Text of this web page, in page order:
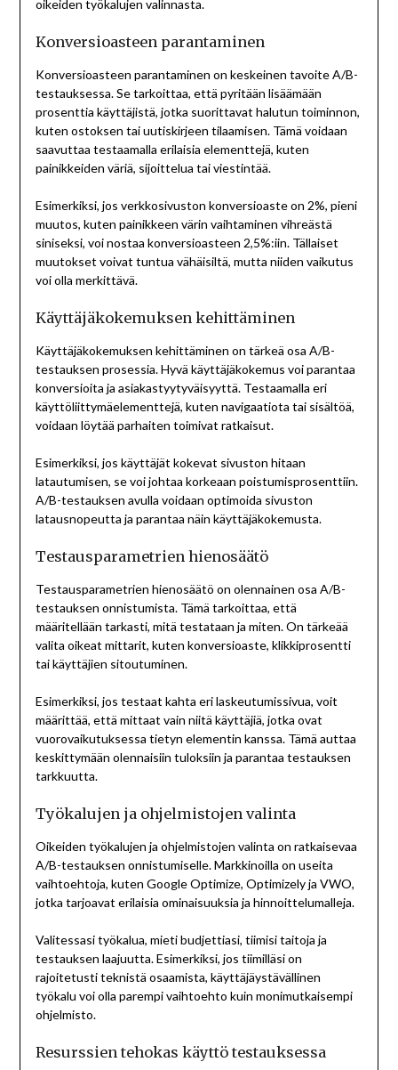
oikeiden työkalujen valinnasta.
Konversioasteen parantaminen
Konversioasteen parantaminen on keskeinen tavoite A/B-
testauksessa. Se tarkoittaa, että pyritään lisäämään
prosenttia käyttäjistä, jotka suorittavat halutun toiminnon,
kuten ostoksen tai uutiskirjeen tilaamisen. Tämä voidaan
saavuttaa testaamalla erilaisia elementtejä, kuten
painikkeiden väriä, sijoittelua tai viestintää.
Esimerkiksi, jos verkkosivuston konversioaste on 2%, pieni
muutos, kuten painikkeen värin vaihtaminen vihreästä
siniseksi, voi nostaa konversioasteen 2,5%:iin. Tällaiset
muutokset voivat tuntua vähäisiltä, mutta niiden vaikutus
voi olla merkittävä.
Käyttäjäkokemuksen kehittäminen
Käyttäjäkokemuksen kehittäminen on tärkeä osa A/B-
testauksen prosessia. Hyvä käyttäjäkokemus voi parantaa
konversioita ja asiakastyytyväisyyttä. Testaamalla eri
käyttöliittymäelementtejä, kuten navigaatiota tai sisältöä,
voidaan löytää parhaiten toimivat ratkaisut.
Esimerkiksi, jos käyttäjät kokevat sivuston hitaan
latautumisen, se voi johtaa korkeaan poistumisprosenttiin.
A/B-testauksen avulla voidaan optimoida sivuston
latausnopeutta ja parantaa näin käyttäjäkokemusta.
Testausparametrien hienosäätö
Testausparametrien hienosäätö on olennainen osa A/B-
testauksen onnistumista. Tämä tarkoittaa, että
määritellään tarkasti, mitä testataan ja miten. On tärkeää
valita oikeat mittarit, kuten konversioaste, klikkiprosentti
tai käyttäjien sitoutuminen.
Esimerkiksi, jos testaat kahta eri laskeutumissivua, voit
määrittää, että mittaat vain niitä käyttäjiä, jotka ovat
vuorovaikutuksessa tietyn elementin kanssa. Tämä auttaa
keskittymään olennaisiin tuloksiin ja parantaa testauksen
tarkkuutta.
Työkalujen ja ohjelmistojen valinta
Oikeiden työkalujen ja ohjelmistojen valinta on ratkaisevaa
A/B-testauksen onnistumiselle. Markkinoilla on useita
vaihtoehtoja, kuten Google Optimize, Optimizely ja VWO,
jotka tarjoavat erilaisia ominaisuuksia ja hinnoittelumalleja.
Valitessasi työkalua, mieti budjettiasi, tiimisi taitoja ja
testauksen laajuutta. Esimerkiksi, jos tiimilläsi on
rajoitetusti teknistä osaamista, käyttäjäystävällinen
työkalu voi olla parempi vaihtoehto kuin monimutkaisempi
ohjelmisto.
Resurssien tehokas käyttö testauksessa